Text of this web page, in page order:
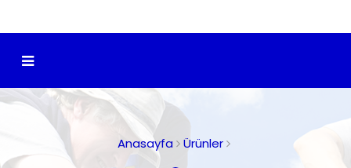
Anasayfa Ürünler